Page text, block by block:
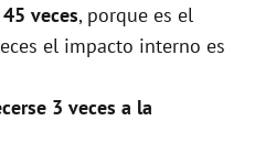
45 veces, porque es el
el impacto interno es
3 veces a la